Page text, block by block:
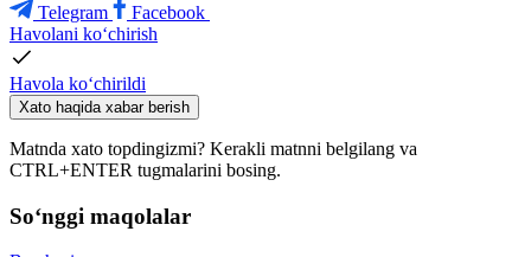
Telegram
Facebook
Havolani ko‘chirish
Havola ko‘chirildi
Xato haqida xabar berish
Matnda xato topdingizmi? Kerakli matnni belgilang va
CTRL+ENTER tugmalarini bosing.
So‘nggi maqolalar